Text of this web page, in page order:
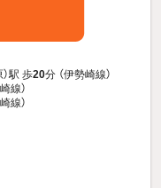
駅 歩20分 （伊勢崎線）
線）
線）